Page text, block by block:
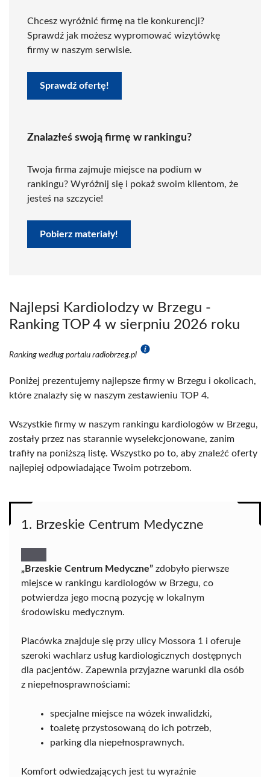
Chcesz wyróżnić firmę na tle konkurencji?
Sprawdź jak możesz wypromować wizytówkę
firmy w naszym serwisie.
Sprawdź ofertę!
Znalazłeś swoją firmę w rankingu?
Twoja firma zajmuje miejsce na podium w
rankingu? Wyróżnij się i pokaż swoim klientom, że
jesteś na szczycie!
Pobierz materiały!
Najlepsi Kardiolodzy w Brzegu -
Ranking TOP 4 w sierpniu 2026 roku
Ranking według portalu radiobrzeg.pl
Poniżej prezentujemy najlepsze firmy w Brzegu i okolicach,
które znalazły się w naszym zestawieniu TOP 4.
Wszystkie firmy w naszym rankingu kardiologów w Brzegu,
zostały przez nas starannie wyselekcjonowane, zanim
trafiły na poniższą listę. Wszystko po to, aby znaleźć oferty
najlepiej odpowiadające Twoim potrzebom.
1. Brzeskie Centrum Medyczne
„Brzeskie Centrum Medyczne” zdobyło pierwsze
miejsce w rankingu kardiologów w Brzegu, co
potwierdza jego mocną pozycję w lokalnym
środowisku medycznym.
Placówka znajduje się przy ulicy Mossora 1 i oferuje
szeroki wachlarz usług kardiologicznych dostępnych
dla pacjentów. Zapewnia przyjazne warunki dla osób
z niepełnosprawnościami:
specjalne miejsce na wózek inwalidzki,
toaletę przystosowaną do ich potrzeb,
parking dla niepełnosprawnych.
Komfort odwiedzających jest tu wyraźnie